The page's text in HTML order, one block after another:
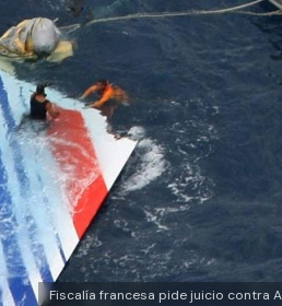
Fiscalía francesa pide juicio contra